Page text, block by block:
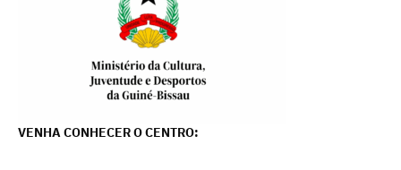
VENHA CONHECER O CENTRO: